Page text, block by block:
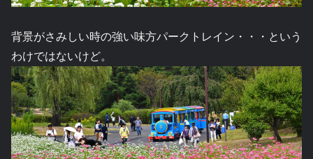
背景がさみしい時の強い味方パークトレイン・・・という
わけではないけど。